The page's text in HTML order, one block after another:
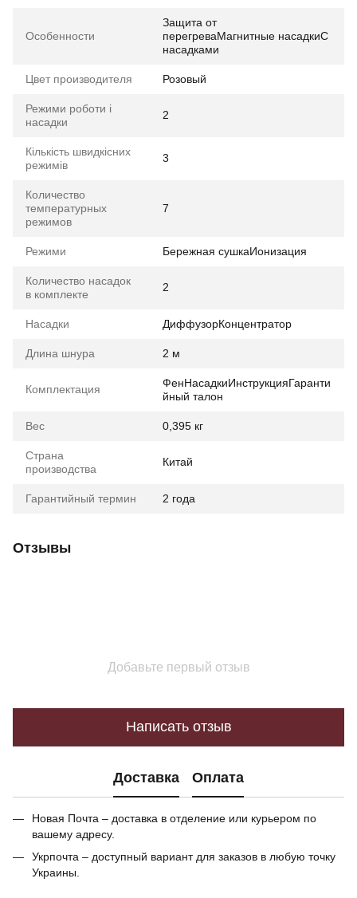
Особенности
Защита от
перегреваМагнитные насадкиС
насадками
Цвет производителя Розовый
Режими роботи і
насадки
2
Кількість швидкісних
режимів
3
Количество
температурных
режимов
7
Режими Бережная сушкаИонизация
Количество насадок
в комплекте
2
Насадки ДиффузорКонцентратор
Длина шнура 2 м
Комплектация
ФенНасадкиИнструкцияГаранти
йный талон
Вес 0,395 кг
Страна
производства
Китай
Гарантийный термин 2 года
Отзывы
Добавьте первый отзыв
Написать отзыв
Доставка Оплата
Новая Почта – доставка в отделение или курьером по
вашему адресу.
Укрпочта – доступный вариант для заказов в любую точку
Украины.